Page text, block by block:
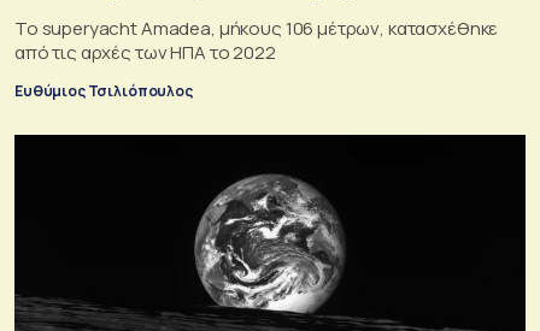
Το superyacht Amadea, μήκους 106 μέτρων, κατασχέθηκε
από τις αρχές των ΗΠΑ το 2022
Ευθύμιος Τσιλιόπουλος